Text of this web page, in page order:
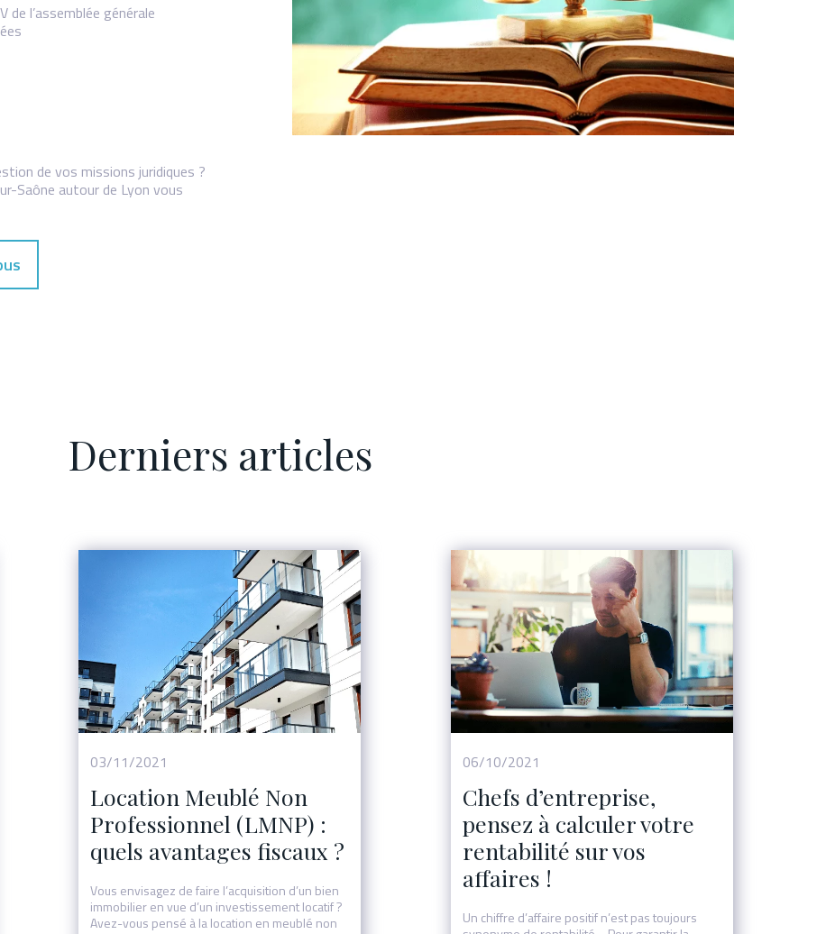
l’assemblée générale
de vos missions juridiques ?
Saône autour de Lyon vous
Derniers articles
03/11/2021
Location Meublé Non
Professionnel (LMNP) :
quels avantages fiscaux ?
Vous envisagez de faire l’acquisition d’un bien
immobilier en vue d’un investissement locatif ?
Avez-vous pensé à la location en meublé non
06/10/2021
Chefs d’entreprise,
pensez à calculer votre
rentabilité sur vos
affaires !
Un chiffre d’affaire positif n’est pas toujours